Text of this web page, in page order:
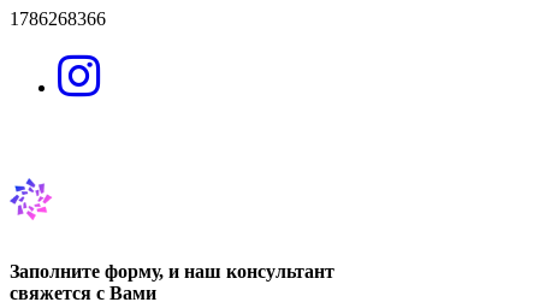
1786268366
Заполните форму, и наш консультант
свяжется с Вами